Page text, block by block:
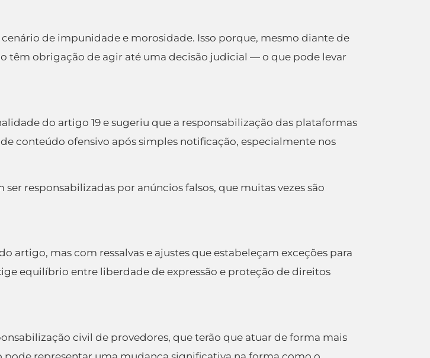
de impunidade e morosidade. Isso porque, mesmo diante de
têm obrigação de agir até uma decisão judicial — o que pode levar
do artigo 19 e sugeriu que a responsabilização das plataformas
conteúdo ofensivo após simples notificação, especialmente nos
responsabilizadas por anúncios falsos, que muitas vezes são
artigo, mas com ressalvas e ajustes que estabeleçam exceções para
equilíbrio entre liberdade de expressão e proteção de direitos
civil de provedores, que terão que atuar de forma mais